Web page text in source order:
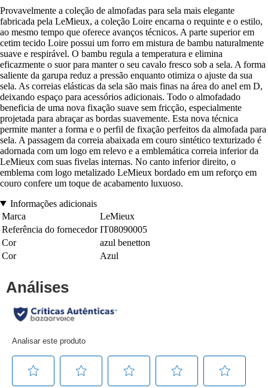
Provavelmente a coleção de almofadas para sela mais elegante
fabricada pela LeMieux, a coleção Loire encarna o requinte e o estilo,
ao mesmo tempo que oferece avanços técnicos. A parte superior em
cetim tecido Loire possui um forro em mistura de bambu naturalmente
suave e respirável. O bambu regula a temperatura e elimina
eficazmente o suor para manter o seu cavalo fresco sob a sela. A forma
saliente da garupa reduz a pressão enquanto otimiza o ajuste da sua
sela. As correias elásticas da sela são mais finas na área do anel em D,
deixando espaço para acessórios adicionais. Todo o almofadado
beneficia de uma nova fixação suave sem fricção, especialmente
projetada para abraçar as bordas suavemente. Esta nova técnica
permite manter a forma e o perfil de fixação perfeitos da almofada para
sela. A passagem da correia abaixada em couro sintético texturizado é
adornada com um logo em relevo e a emblemática correia inferior da
LeMieux com suas fivelas internas. No canto inferior direito, o
emblema com logo metalizado LeMieux bordado em um reforço em
couro confere um toque de acabamento luxuoso.
Informações adicionais
Marca
LeMieux
Referência do fornecedor IT08090005
Cor
azul benetton
Cor
Azul